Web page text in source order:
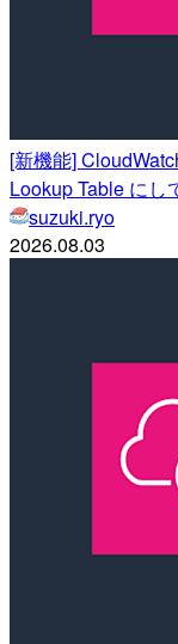
[新機能]
Lookup Table にし
suzuki.ryo
2026.08.03